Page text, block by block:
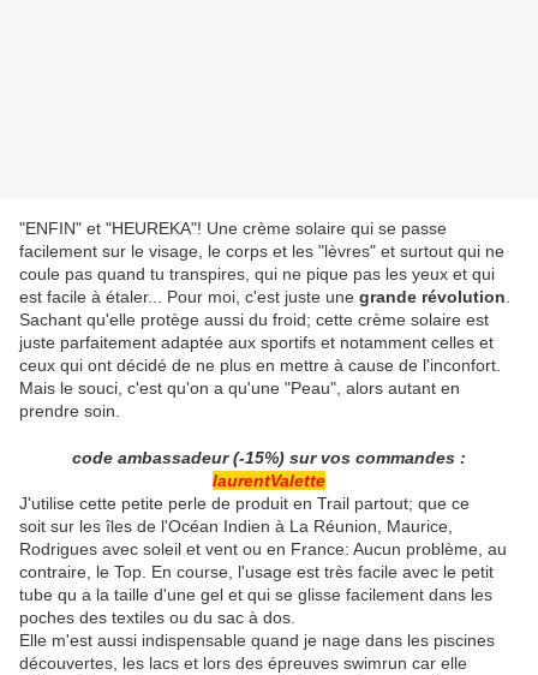
"ENFIN" et "HEUREKA"! Une crème solaire qui se passe
facilement sur le visage, le corps et les "lèvres" et surtout qui ne
coule pas quand tu transpires, qui ne pique pas les yeux et qui
est facile à étaler... Pour moi, c'est juste une grande révolution
Sachant qu'elle protège aussi du froid; cette crème solaire est
juste parfaitement adaptée aux sportifs et notamment celles et
ceux qui ont décidé de ne plus en mettre à cause de l'inconfort.
Mais le souci, c'est qu'on a qu'une "Peau", alors autant en
prendre soin.
code ambassadeur (-15%) sur vos commandes :
laurentValette
J'utilise cette petite perle de produit en Trail partout; que ce
soit sur les îles de l'Océan Indien à La Réunion, Maurice,
Rodrigues avec soleil et vent ou en France: Aucun problème, au
contraire, le Top. En course, l'usage est très facile avec le petit
tube qu a la taille d'une gel et qui se glisse facilement dans les
poches des textiles ou du sac à dos.
Elle m'est aussi indispensable quand je nage dans les piscines
découvertes, les lacs et lors des épreuves swimrun car elle